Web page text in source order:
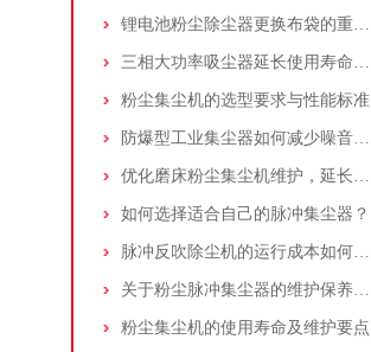
锂电池粉尘除尘器更换布袋的重要性与方法
三相大功率吸尘器延长使用寿命的建议
粉尘集尘机的选型要求与性能标准
防爆型工业集尘器如何减少噪音?三个方法轻松解决
优化磨床粉尘集尘机维护，延长设备寿命
如何选择适合自己的脉冲集尘器？
脉冲反吹除尘机的运行成本如何控制和优化？
关于粉尘脉冲集尘器的维护保养问题
粉尘集尘机的使用寿命及维护要点